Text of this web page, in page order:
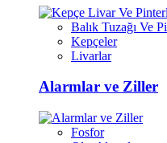
Balık Tuzağı Ve
Kepçeler
Livarlar
Alarmlar ve Ziller
Fosfor